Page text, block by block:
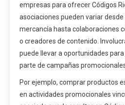
empresas para ofrecer Códigos
asociaciones pueden variar
mercancía hasta colaboraciones
o creadores de contenido.
puede llevar a oportunidades
parte de campañas
Por ejemplo, comprar productos
en actividades promocionales